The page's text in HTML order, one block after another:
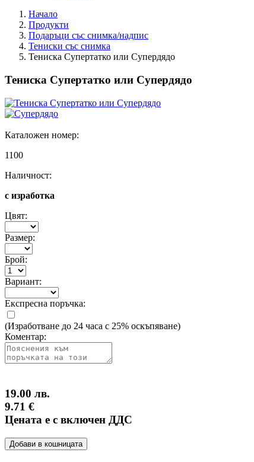
Начало
Продукти
Подаръци със снимка/надпис
Тениски със снимка
Тениска Супертатко или Супердядо
Тениска Супертатко или Супердядо
Каталожен номер:
1100
Наличност:
с изработка
Цвят:
Размер:
Брой:
Вариант:
Експресна поръчка:
(Изработване до 24 часа с 25% оскъпяване)
Коментар:
19.00 лв.
9.71 €
Цената е с включен ДДС
Добави в кошницата